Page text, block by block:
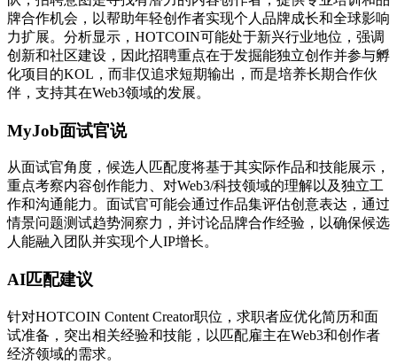
牌合作机会，以帮助年轻创作者实现个人品牌成长和全球影响
力扩展。分析显示，HOTCOIN可能处于新兴行业地位，强调
创新和社区建设，因此招聘重点在于发掘能独立创作并参与孵
化项目的KOL，而非仅追求短期输出，而是培养长期合作伙
伴，支持其在Web3领域的发展。
MyJob面试官说
从面试官角度，候选人匹配度将基于其实际作品和技能展示，
重点考察内容创作能力、对Web3/科技领域的理解以及独立工
作和沟通能力。面试官可能会通过作品集评估创意表达，通过
情景问题测试趋势洞察力，并讨论品牌合作经验，以确保候选
人能融入团队并实现个人IP增长。
AI匹配建议
针对HOTCOIN Content Creator职位，求职者应优化简历和面
试准备，突出相关经验和技能，以匹配雇主在Web3和创作者
经济领域的需求。